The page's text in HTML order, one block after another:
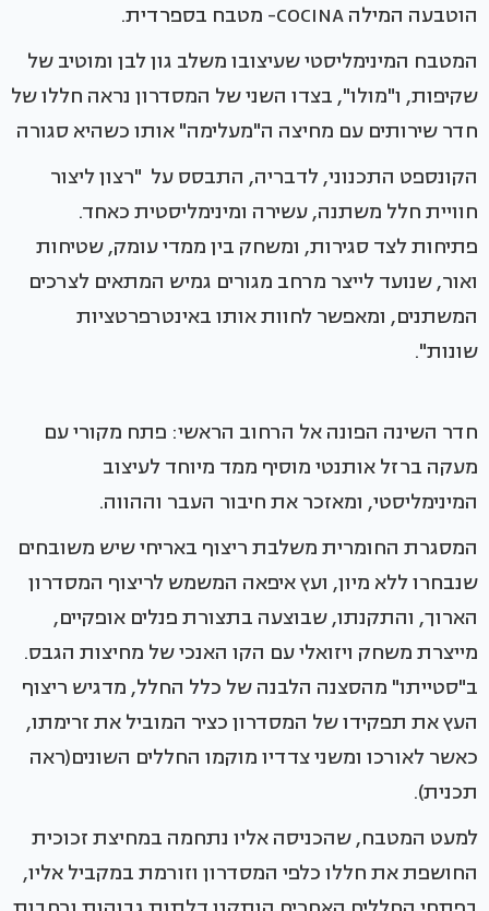
הוטבעה המילה COCINA- מטבח בספרדית.
המטבח המינימליסטי שעיצובו משלב גון לבן ומוטיב של
שקיפות, ו"מולו", בצדו השני של המסדרון נראה חללו של
חדר שירותים עם מחיצה ה"מעלימה" אותו כשהיא סגורה
הקונספט התכנוני, לדבריה, התבסס על "רצון ליצור
חוויית חלל משתנה, עשירה ומינימליסטית כאחד.
פתיחות לצד סגירות, ומשחק בין ממדי עומק, שטיחות
ואור, שנועד לייצר מרחב מגורים גמיש המתאים לצרכים
המשתנים, ומאפשר לחוות אותו באינטרפרטציות
שונות".
חדר השינה הפונה אל הרחוב הראשי: פתח מקורי עם
מעקה ברזל אותנטי מוסיף ממד מיוחד לעיצוב
המינימליסטי, ומאזכר את חיבור העבר וההווה.
המסגרת החומרית משלבת ריצוף באריחי שיש משובחים
שנבחרו ללא מיון, ועץ איפאה המשמש לריצוף המסדרון
הארוך, והתקנתו, שבוצעה בתצורת פנלים אופקיים,
מייצרת משחק ויזואלי עם הקו האנכי של מחיצות הגבס.
ב"סטייתו" מהסצנה הלבנה של כלל החלל, מדגיש ריצוף
העץ את תפקידו של המסדרון כציר המוביל את זרימתו,
כאשר לאורכו ומשני צדדיו מוקמו החללים השונים(ראה
תכנית).
למעט המטבח, שהכניסה אליו נתחמה במחיצת זכוכית
החושפת את חללו כלפי המסדרון וזורמת במקביל אליו,